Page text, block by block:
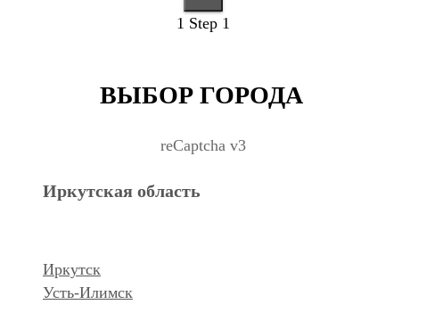
Курган
1 Step 1
ВЫБОР ГОРОДА
reCaptcha v3
Иркутская область
Иркутск
Усть-Илимск